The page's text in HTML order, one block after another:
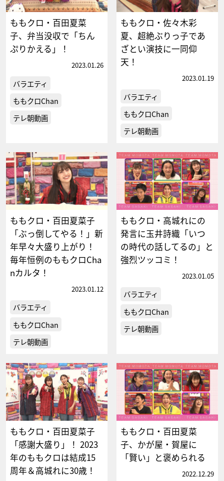
ももクロ・百田夏菜
子、弁当没収で「ちん
ぷりかえる」！
2023.01.26
バラエティ
ももクロChan
テレ朝動画
ももクロ・佐々木彩
夏、超絶ぶりっ子であ
ざとい演技に一同仰
天！
2023.01.19
バラエティ
ももクロChan
テレ朝動画
ももクロ・百田夏菜子
「ぶっ倒してやる！」新
年早々大盛り上がり！
毎年恒例のももクロCha
nカルタ！
2023.01.12
バラエティ
ももクロChan
テレ朝動画
ももクロ・高城れにの
発言に玉井詩織「いつ
の時代の話してるの」と
強烈ツッコミ！
2023.01.05
バラエティ
ももクロChan
テレ朝動画
ももクロ・百田夏菜子
「感謝大盛り」！ 2023
年のももクロは結成15
周年＆高城れに30歳！
ももクロ・百田夏菜
子、かが屋・賀屋に
「賢い」と褒められる
2022.12.29